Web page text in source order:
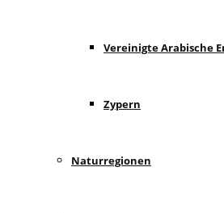
Vereinigte Arabische
Zypern
Naturregionen